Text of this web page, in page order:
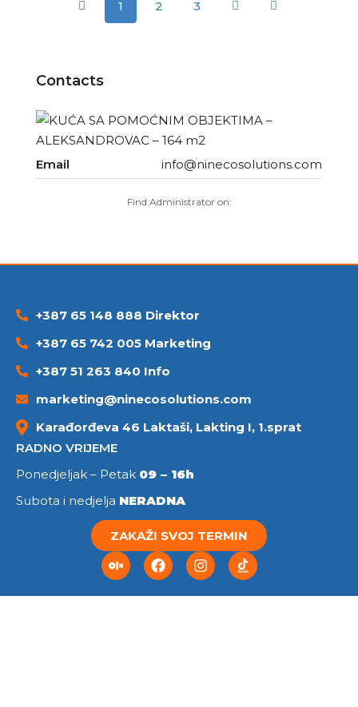
1 2 3
Contacts
Email info@ninecosolutions.com
Find Administrator on:
+387 65 148 888 Direktor
+387 65 742 005 Marketing
+387 51 263 840 Info
marketing@ninecosolutions.com
Karađorđeva 46 Laktaši, Lakting I, 1.sprat
RADNO VRIJEME
Ponedjeljak – Petak 09 – 16h
Subota i nedjelja NERADNA
ZAKAŽI SVOJ TERMIN